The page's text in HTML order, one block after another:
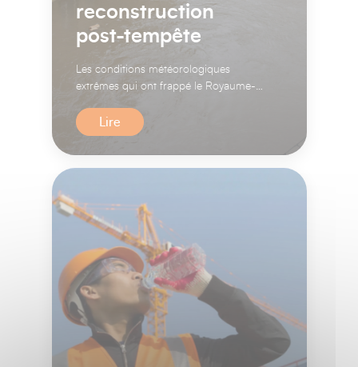
reconstruction
post-tempête
Les conditions météorologiques
extrêmes qui ont frappé le Royaume-
semaines...
Lire